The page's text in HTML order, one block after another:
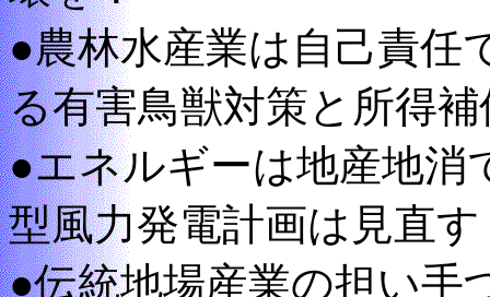
●農林水産業は自己責任
る有害鳥獣対策と所得
●エネルギーは地産地消
型風力発電計画は見直す
●伝統地場産業の担い手